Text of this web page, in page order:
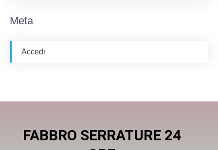
Meta
Accedi
FABBRO SERRATURE 24